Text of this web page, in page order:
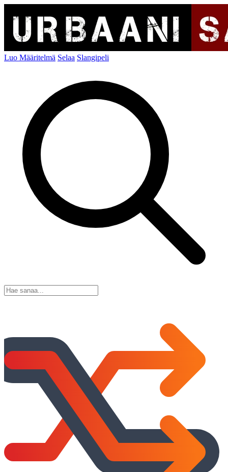
Luo Määritelmä Selaa Slangipeli